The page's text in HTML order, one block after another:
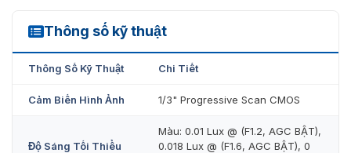
Thông số kỹ thuật
DS-2CD2043G0-I
Thông Số Kỹ Thuật Chi Tiết
Cảm Biến Hình Ảnh 1/3" Progressive Scan CMOS
Độ Sáng Tối Thiểu
Màu: 0.01 Lux @ (F1.2, AGC BẬT),
0.018 Lux @ (F1.6, AGC BẬT), 0